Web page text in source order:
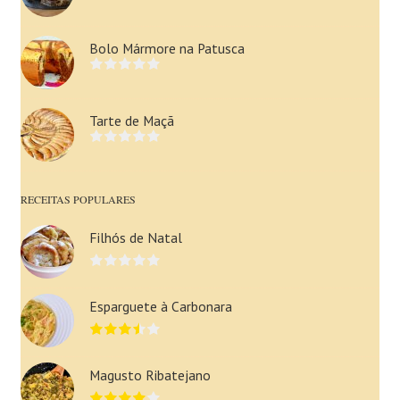
Bolo Mármore na Patusca
Tarte de Maçã
RECEITAS POPULARES
Filhós de Natal
Esparguete à Carbonara
Magusto Ribatejano